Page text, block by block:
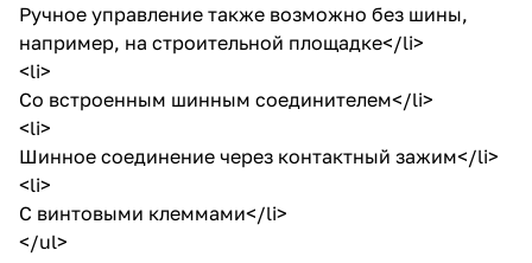
Ручное управление также возможно без шины,
например, на строительной площадке</li>
<li>
Со встроенным шинным соединителем</li>
<li>
Шинное соединение через контактный зажим</li>
<li>
С винтовыми клеммами</li>
</ul>